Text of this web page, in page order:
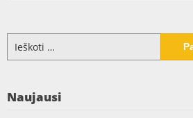
Ieškoti:
Naujausi